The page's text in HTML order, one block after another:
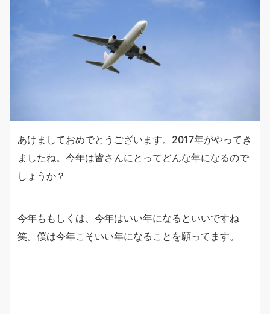
あけましておめでとうございます。2017年がやってき
ましたね。今年は皆さんにとってどんな年になるので
しょうか？
今年ももしくは、今年はいい年になるといいですね
笑。僕は今年こそいい年になることを願ってます。